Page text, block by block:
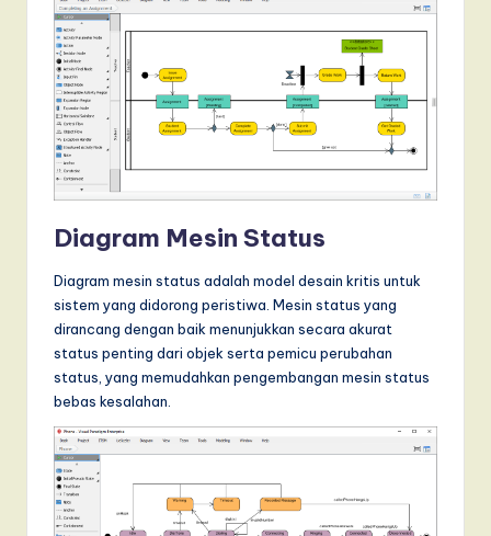
Diagram Mesin Status
Diagram mesin status adalah model desain kritis untuk
sistem yang didorong peristiwa. Mesin status yang
dirancang dengan baik menunjukkan secara akurat
status penting dari objek serta pemicu perubahan
status, yang memudahkan pengembangan mesin status
bebas kesalahan.